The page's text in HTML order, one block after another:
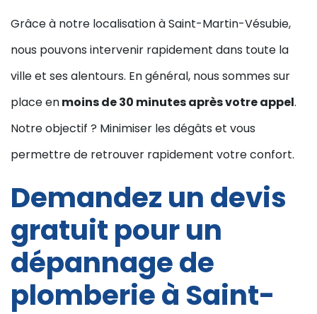
Grâce à notre localisation à Saint-Martin-Vésubie,
nous pouvons intervenir rapidement dans toute la
ville et ses alentours. En général, nous sommes sur
place enmoins de 30 minutes après votre appel.
Notre objectif ? Minimiser les dégâts et vous
permettre de retrouver rapidement votre confort.
Demandez un devis
gratuit pour un
dépannage de
plomberie à Saint-